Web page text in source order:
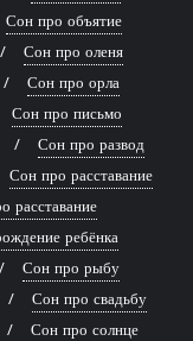
Сон про объятие
Сон про оленя
Сон про орла
Сон про письмо
Сон про развод
Сон про расставание
расставание
ребёнка
Сон про рыбу
Сон про свадьбу
Сон про солнце